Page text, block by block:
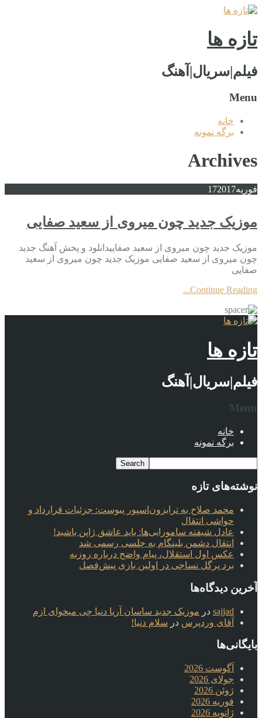
تازه ها
فیلم|سریال|آهنگ
Menu
خانه
برگه نمونه
Archives
فوریه 172017
موزیک جدید چون میروی از سعید صفایی
موزیک جدید چون میروی از سعید صفاییدانلود و پخش آهنگ جدید
چون میروی از سعید صفایی موزیک جدید چون میروی از سعید
صفایی
Continue Reading...
تازه ها
فیلم|سریال|آهنگ
Menu
خانه
برگه نمونه
نوشته‌های تازه
محمد صلاح به ترابزون‌اسپور پیوست: جزئیات قرارداد و
حواشی انتقال
عادل شیفته سامورایی‌ها: باید عاشق ژاپن باشید!
انتقال دشمن بلینگام به چلسی رسمی شد
عکس اول استقلال، پیام واضح درباره روزبه
برد پرگل نساجی در اولین بازی پیش‌فصل
آخرین دیدگاه‌ها
sajjad در موزیک جدید ساسان آریا دنیا چی میخوای ازم
آقای وردپرس در سلام دنیا!
بایگانی‌ها
آگوست 2026
جولای 2026
ژوئن 2026
فوریه 2026
ژانویه 2026